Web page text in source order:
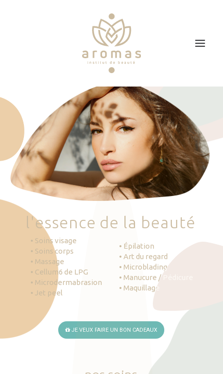
Soins
Je veux faire un bon cadeau
Plan d’accès
Prendre RDV
'essence de la beauté
• Soins visage
• Soins corps
• Massage
• Cellum6 de LPG
• Microdermabrasion
• Jet peel
• Épilation
• Art du regard
• Microblading
• Manucure / Pédicure
• Maquillage
JE VEUX FAIRE UN BON CADEAUX